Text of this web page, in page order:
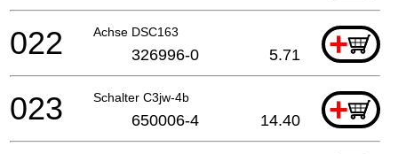
Achse DSC163 +
022 326996-0 5.71
Schalter C3jw-4b +
023 650006-4 14.40